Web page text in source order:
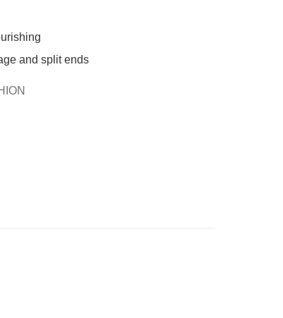
and split ends